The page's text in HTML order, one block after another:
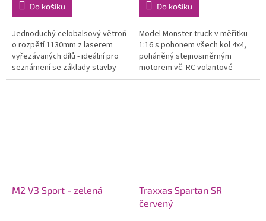
Do košíku
Jednoduchý celobalsový větroň
o rozpětí 1130mm z laserem
vyřezávaných dílů - ideální pro
seznámení se základy stavby
modelů letadel. Konstrukce
Do košíku
Model Monster truck v měřítku
1:16 s pohonem všech kol 4x4,
poháněný stejnosměrným
motorem vč. RC volantové
soupravy 2,4 GHz a pohonného
M2 V3 Sport - zelená
Traxxas Spartan SR
červený